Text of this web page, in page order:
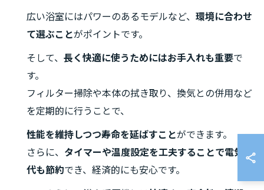
広い浴室にはパワーのあるモデルなど、 環境に合わせ
て選ぶことがポイントです。
そして、 長く快適に使うためにはお手入れも重要で
す。
フィルター掃除や本体の拭き取り、換気との併用など
を定期的に行うことで、
性能を維持しつつ寿命を延ばすことができます。
さらに、 タイマーや温度設定を工夫することで電気
代も節約でき、経済的にも安心です。